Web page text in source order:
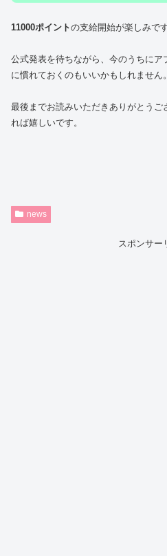
11000ポイントの支給開始が楽しみです
公式発表を待ちながら、今のうちに
に慣れておくのもいいかもしれません。
最後までお読みいただきありがとう
れば嬉しいです。
news
スポンサー